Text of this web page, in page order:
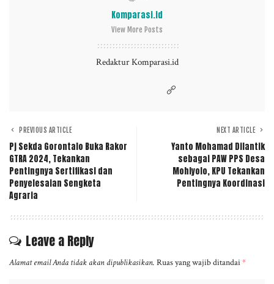
Komparasi.id
View More Posts
Redaktur Komparasi.id
PREVIOUS ARTICLE
Pj Sekda Gorontalo Buka Rakor
GTRA 2024, Tekankan
Pentingnya Sertifikasi dan
Penyelesaian Sengketa
Agraria
NEXT ARTICLE
Yanto Mohamad Dilantik
sebagai PAW PPS Desa
Mohiyolo, KPU Tekankan
Pentingnya Koordinasi
Leave a Reply
Alamat email Anda tidak akan dipublikasikan. Ruas yang wajib ditandai*